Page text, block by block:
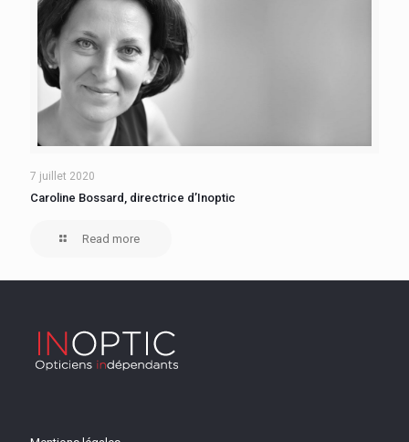
7 juillet 2020
Caroline Bossard, directrice d’Inoptic
Read more